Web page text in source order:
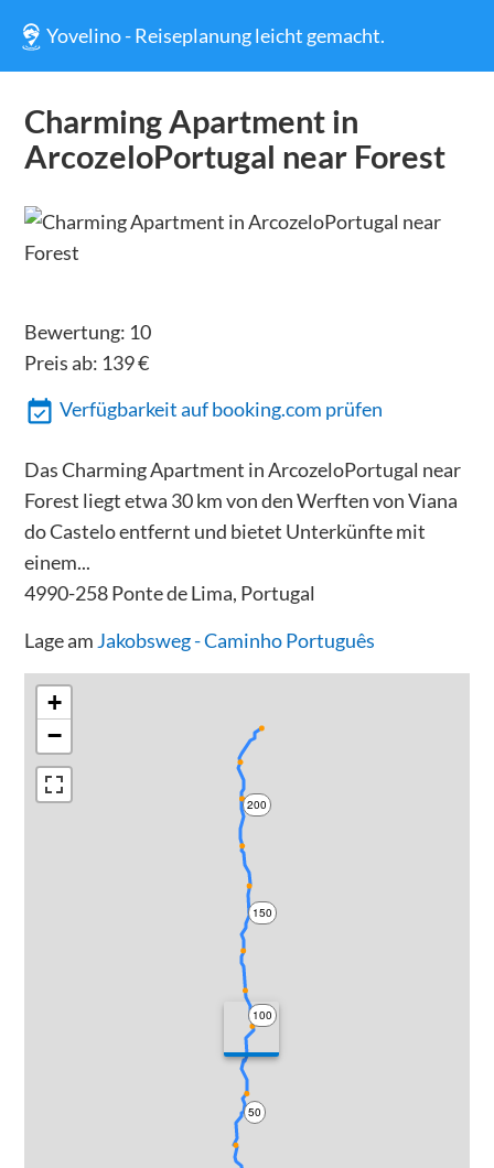
Yovelino - Reiseplanung leicht gemacht.
Charming Apartment in
ArcozeloPortugal near Forest
Bewertung: 10
Preis ab: 139€
Verfügbarkeit auf booking.com prüfen
Das Charming Apartment in ArcozeloPortugal near
Forest liegt etwa 30 km von den Werften von Viana
do Castelo entfernt und bietet Unterkünfte mit
einem...
4990-258 Ponte de Lima, Portugal
Lage am Jakobsweg - Caminho Português
50
100
150
200
+
−